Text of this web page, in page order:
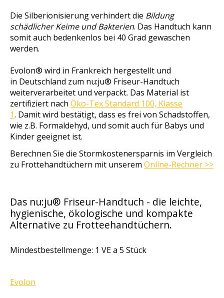
Die Silberionisierung verhindert die Bildung
schädlicher Keime und Bakterien. Das Handtuch kann
somit auch bedenkenlos bei 40 Grad gewaschen
werden.
Evolon® wird in Frankreich hergestellt und
in Deutschland zum nu:ju® Friseur-Handtuch
weiterverarbeitet und verpackt. Das Material ist
zertifiziert nach Öko-Tex Standard 100, Klasse
1. Damit wird bestätigt, dass es frei von Schadstoffen,
wie z.B. Formaldehyd, und somit auch für Babys und
Kinder geeignet ist.
Berechnen Sie die Stormkostenersparnis im Vergleich
zu Frottehandtüchern mit unserem Online-Rechner >>
Das nu:ju® Friseur-Handtuch - die leichte,
hygienische, ökologische und kompakte
Alternative zu Frotteehandtüchern.
Mindestbestellmenge: 1 VE a 5 Stück
Evolon